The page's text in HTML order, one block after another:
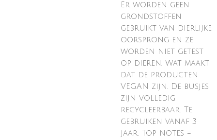
Er worden geen
grondstoffen
gebruikt van dierlijke
oorsprong en ze
worden niet getest
op dieren. Wat maakt
dat de producten
VEGAN zijn. De busjes
zijn volledig
recycleerbaar. Te
gebruiken vanaf 3
jaar. Top notes =